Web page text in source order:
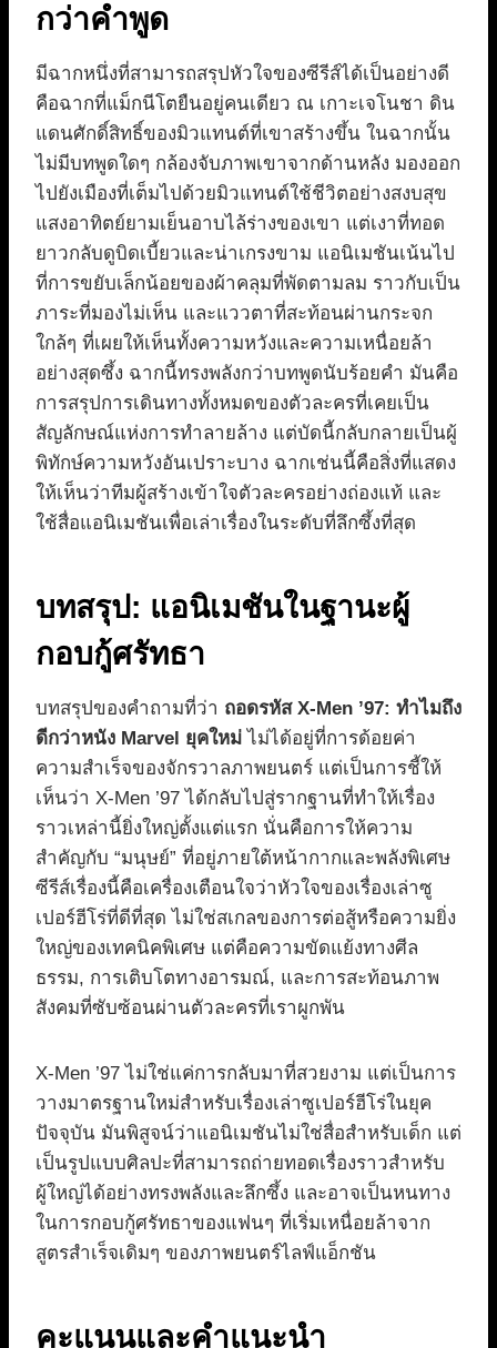
กว่าคำพูด
มีฉากหนึ่งที่สามารถสรุปหัวใจของซีรีส์ได้เป็นอย่างดี
คือฉากที่แม็กนีโตยืนอยู่คนเดียว ณ เกาะเจโนชา ดิน
แดนศักดิ์สิทธิ์ของมิวแทนต์ที่เขาสร้างขึ้น ในฉากนั้น
ไม่มีบทพูดใดๆ กล้องจับภาพเขาจากด้านหลัง มองออก
ไปยังเมืองที่เต็มไปด้วยมิวแทนต์ใช้ชีวิตอย่างสงบสุข
แสงอาทิตย์ยามเย็นอาบไล้ร่างของเขา แต่เงาที่ทอด
ยาวกลับดูบิดเบี้ยวและน่าเกรงขาม แอนิเมชันเน้นไป
ที่การขยับเล็กน้อยของผ้าคลุมที่พัดตามลม ราวกับเป็น
ภาระที่มองไม่เห็น และแววตาที่สะท้อนผ่านกระจก
ใกล้ๆ ที่เผยให้เห็นทั้งความหวังและความเหนื่อยล้า
อย่างสุดซึ้ง ฉากนี้ทรงพลังกว่าบทพูดนับร้อยคำ มันคือ
การสรุปการเดินทางทั้งหมดของตัวละครที่เคยเป็น
สัญลักษณ์แห่งการทำลายล้าง แต่บัดนี้กลับกลายเป็นผู้
พิทักษ์ความหวังอันเปราะบาง ฉากเช่นนี้คือสิ่งที่แสดง
ให้เห็นว่าทีมผู้สร้างเข้าใจตัวละครอย่างถ่องแท้ และ
ใช้สื่อแอนิเมชันเพื่อเล่าเรื่องในระดับที่ลึกซึ้งที่สุด
บทสรุป: แอนิเมชันในฐานะผู้
กอบกู้ศรัทธา
บทสรุปของคำถามที่ว่า ถอดรหัส X-Men ’97: ทำไมถึง
ดีกว่าหนัง Marvel ยุคใหม่ ไม่ได้อยู่ที่การด้อยค่า
ความสำเร็จของจักรวาลภาพยนตร์ แต่เป็นการชี้ให้
เห็นว่า X-Men ’97 ได้กลับไปสู่รากฐานที่ทำให้เรื่อง
ราวเหล่านี้ยิ่งใหญ่ตั้งแต่แรก นั่นคือการให้ความ
สำคัญกับ “มนุษย์” ที่อยู่ภายใต้หน้ากากและพลังพิเศษ
ซีรีส์เรื่องนี้คือเครื่องเตือนใจว่าหัวใจของเรื่องเล่าซู
เปอร์ฮีโร่ที่ดีที่สุด ไม่ใช่สเกลของการต่อสู้หรือความยิ่ง
ใหญ่ของเทคนิคพิเศษ แต่คือความขัดแย้งทางศีล
ธรรม, การเติบโตทางอารมณ์, และการสะท้อนภาพ
สังคมที่ซับซ้อนผ่านตัวละครที่เราผูกพัน
X-Men ’97 ไม่ใช่แค่การกลับมาที่สวยงาม แต่เป็นการ
วางมาตรฐานใหม่สำหรับเรื่องเล่าซูเปอร์ฮีโร่ในยุค
ปัจจุบัน มันพิสูจน์ว่าแอนิเมชันไม่ใช่สื่อสำหรับเด็ก แต่
เป็นรูปแบบศิลปะที่สามารถถ่ายทอดเรื่องราวสำหรับ
ผู้ใหญ่ได้อย่างทรงพลังและลึกซึ้ง และอาจเป็นหนทาง
ในการกอบกู้ศรัทธาของแฟนๆ ที่เริ่มเหนื่อยล้าจาก
สูตรสำเร็จเดิมๆ ของภาพยนตร์ไลฟ์แอ็กชัน
คะแนนและคำแนะนำ